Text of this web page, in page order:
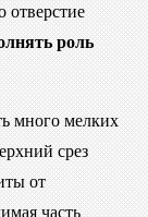
отверстие
роль
много мелких
срез
от
часть